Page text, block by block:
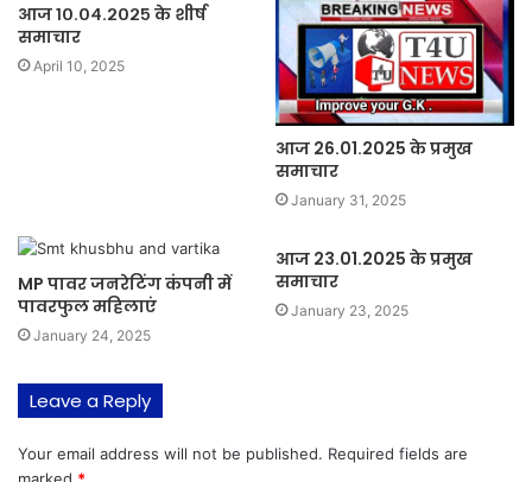
आज १०.०४.२०२५ के शीर्ष
समाचार
April 10, 2025
आज 26.01.2025 के प्रमुख
समाचार
January 31, 2025
MP पावर जनरेटिंग कंपनी में
पावरफुल महिलाएं
January 24, 2025
आज 23.01.2025 के प्रमुख
समाचार
January 23, 2025
Leave a Reply
Your email address will not be published. Required fields are
marked *